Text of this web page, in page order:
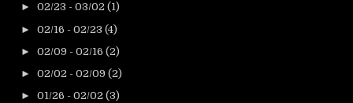
► 02/23 - 03/02 (1)
► 02/16 - 02/23 (4)
► 02/09 - 02/16 (2)
► 02/02 - 02/09 (2)
► 01/26 - 02/02 (3)